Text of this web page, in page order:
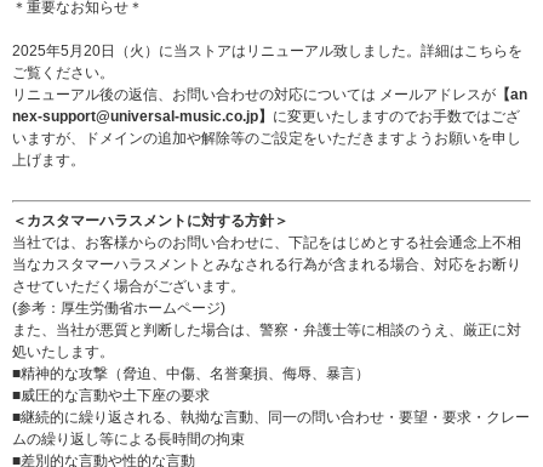
＊重要なお知らせ＊
2025年5月20日（火）に当ストアはリニューアル致しました。詳細はこちら を
ご覧ください。
リニューアル後の返信、お問い合わせの対応については メールアドレスが 【an
nex-support@universal-music.co.jp】 に変更いたしますのでお手数ではござ
いますが、ドメインの追加や解除等のご設定をいただきますようお願いを申し
上げます。
＜カスタマーハラスメントに対する方針＞
当社では、お客様からのお問い合わせに、下記をはじめとする社会通念上不相
当なカスタマーハラスメントとみなされる行為が含まれる場合、対応をお断り
させていただく場合がございます。
(参考： 厚生労働省ホームページ)
また、当社が悪質と判断した場合は、警察・弁護士等に相談のうえ、厳正に対
処いたします。
■精神的な攻撃（脅迫、中傷、名誉棄損、侮辱、暴言）
■威圧的な言動や土下座の要求
■継続的に繰り返される、執拗な言動、同一の問い合わせ・要望・要求・クレー
ムの繰り返し等による長時間の拘束
■差別的な言動や性的な言動